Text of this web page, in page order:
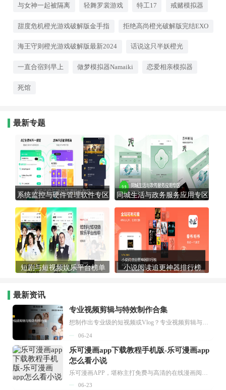
险剧情，都能让你欲罢不能。心动
与女神一起被隔离 轻舞罗裳游戏 特工17 戒赌模拟器
甜度危机橙光游戏破解版金手指 拒绝高尚橙光破解版完结EXO
海王守则橙光游戏破解版最新2024 话说这只半妖橙光
一直合宿到早上 做梦模拟器Namaiki 恋爱相亲模拟器
死馆
最新专题
系统监控与硬件管理软件专区 同城生活与政务服务应用专区
短剧与短视频娱乐平台榜单 小说阅读追更神器排行榜
最新资讯
专业视频剪辑与特效制作合集
想制作出专业级的短视频或Vlog？专业视频剪辑与特效制作大全专题为你提供了从剪辑、抠像到特效包装的全套解决方案。无论是添加炫酷的片头、进行精准的视频抠图，还是制...
06-24
乐可漫画app下载教程手机版-乐可漫画app
怎么看小说
乐可漫画APP，堪称主打免费与高清的在线漫画阅读神器。其官方版提供海量完整版漫画资源，无论是国内漫画，还是日漫、韩漫、台漫、美漫等国外漫画，应有尽有，随时供你阅读。只需轻点一下，便能直接进入阅读界面。不仅如此，乐可漫画最新版本更新速度极快，在这里，你总能抢先看到全网一手漫画章节内容！...
06-23